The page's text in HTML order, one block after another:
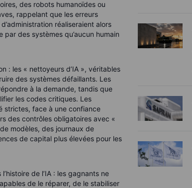
des robots humanoïdes ou
rappelant que les erreurs
réaliseraient alors
des systèmes qu’aucun humain
: les « nettoyeurs d’IA », véritables
des systèmes défaillants. Les
à la demande, tandis que
les codes critiques. Les
strictes, face à une confiance
des contrôles obligatoires avec «
modèles, des journaux de
de capital plus élevées pour les
de l’IA : les gagnants ne
de le réparer, de le stabiliser